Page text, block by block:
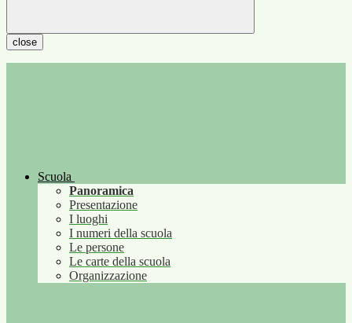
close
Scuola
Panoramica
Presentazione
I luoghi
I numeri della scuola
Le persone
Le carte della scuola
Organizzazione